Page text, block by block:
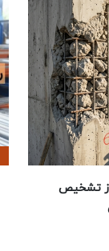
تشخیص